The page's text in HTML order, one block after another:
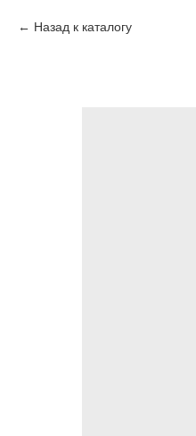
Назад к каталогу